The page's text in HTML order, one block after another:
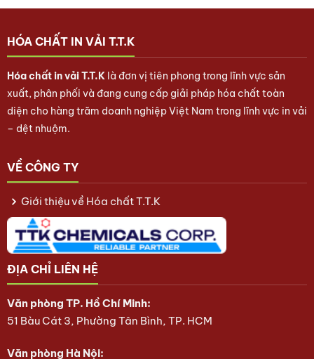
HÓA CHẤT IN VẢI T.T.K
Hóa chất in vải T.T.Klà đơn vị tiên phong trong lĩnh vực sản
xuất, phân phối và đang cung cấp giải pháp hóa chất toàn
diện cho hàng trăm doanh nghiệp Việt Nam trong lĩnh vực in vải
– dệt nhuộm.
VỀ CÔNG TY
Giới thiệu về Hóa chất T.T.K
ĐỊA CHỈ LIÊN HỆ
Văn phòng TP. Hồ Chí Minh:
51 Bàu Cát 3, Phường Tân Bình, TP. HCM
Văn phòng Hà Nội: